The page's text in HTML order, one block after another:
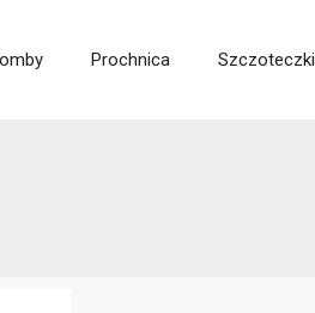
Prochnica Szczoteczki